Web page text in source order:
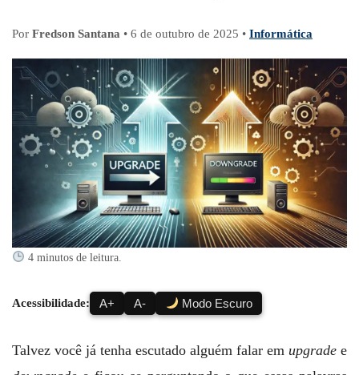
Por Fredson Santana • 6 de outubro de 2025 • Informática
4 minutos de leitura.
Acessibilidade: A+ A- Modo Escuro
Talvez você já tenha escutado alguém falar em upgrade e